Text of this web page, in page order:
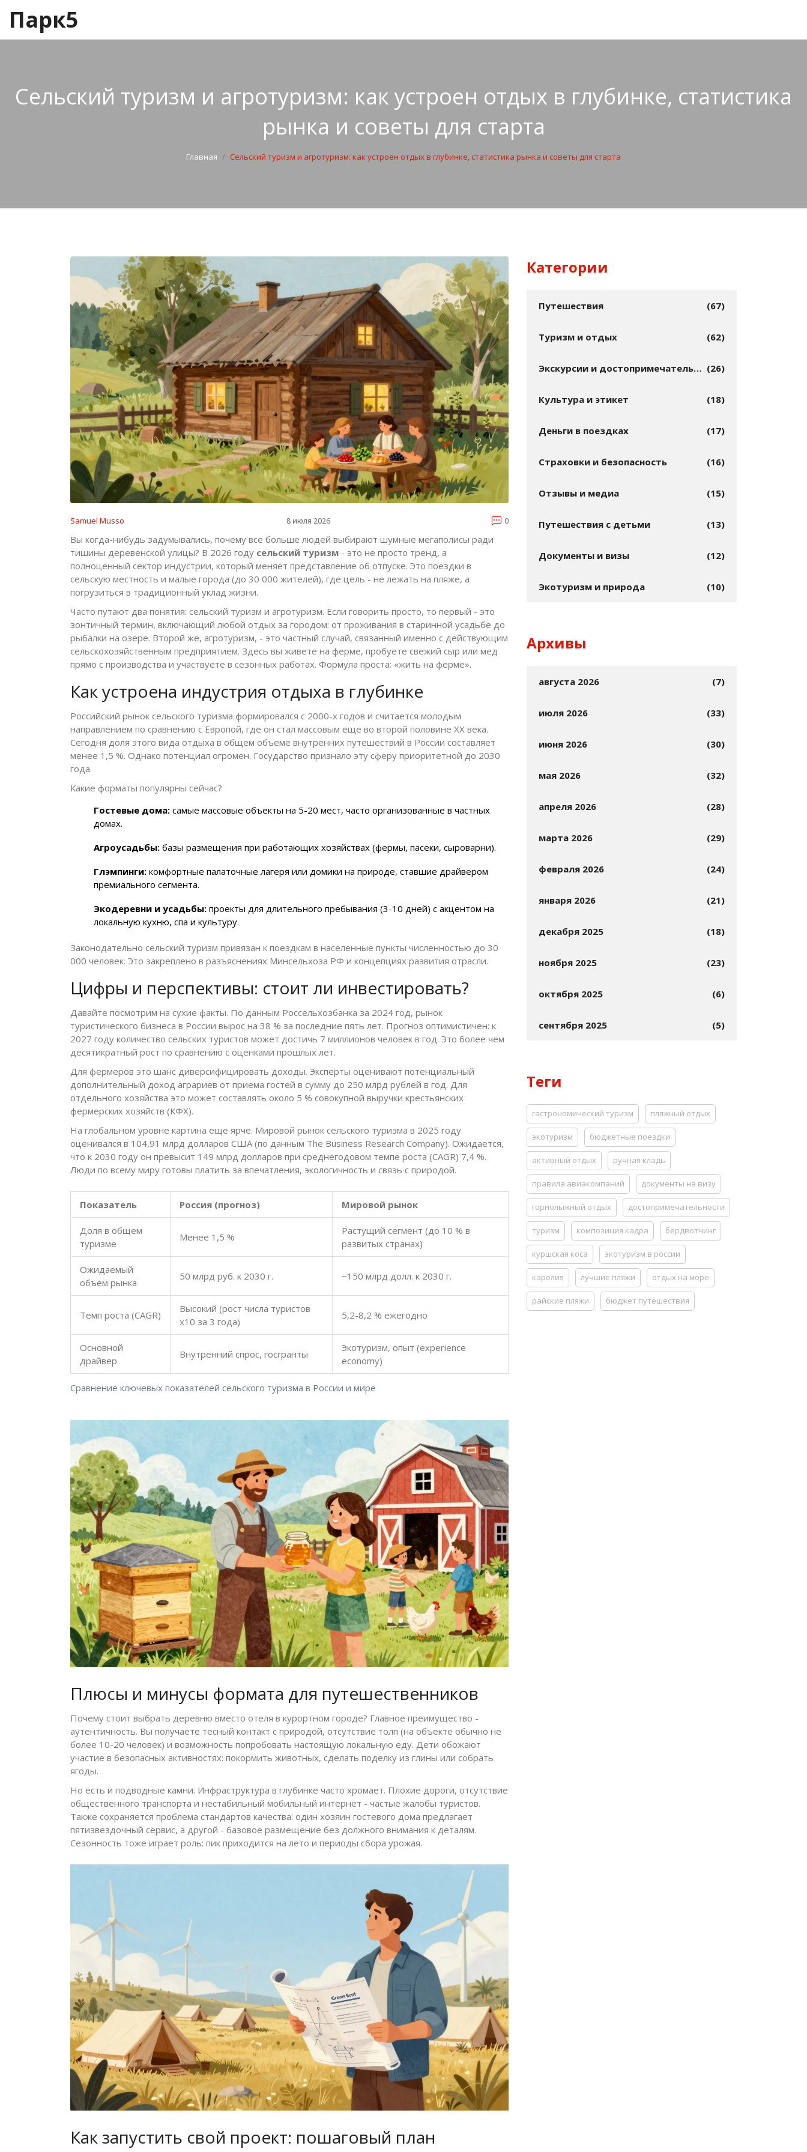
Парк5
Сельский туризм и агротуризм: как устроен отдых в глубинке, статистика
рынка и советы для старта
Главная Сельский туризм и агротуризм: как устроен отдых в глубинке, статистика рынка и советы для старта
Samuel Musso 8 июля 2026 0
Вы когда-нибудь задумывались, почему все больше людей выбирают шумные мегаполисы ради
тишины деревенской улицы? В 2026 году сельский туризм - это не просто тренд, а
полноценный сектор индустрии, который меняет представление об отпуске. Это поездки в
сельскую местность и малые города (до 30 000 жителей), где цель - не лежать на пляже, а
погрузиться в традиционный уклад жизни.
Часто путают два понятия: сельский туризм и агротуризм. Если говорить просто, то первый - это
зонтичный термин, включающий любой отдых за городом: от проживания в старинной усадьбе до
рыбалки на озере. Второй же, агротуризм, - это частный случай, связанный именно с действующим
сельскохозяйственным предприятием. Здесь вы живете на ферме, пробуете свежий сыр или мед
прямо с производства и участвуете в сезонных работах. Формула проста: «жить на ферме».
Как устроена индустрия отдыха в глубинке
Российский рынок сельского туризма формировался с 2000-х годов и считается молодым
направлением по сравнению с Европой, где он стал массовым еще во второй половине XX века.
Сегодня доля этого вида отдыха в общем объеме внутренних путешествий в России составляет
менее 1,5 %. Однако потенциал огромен. Государство признало эту сферу приоритетной до 2030
года.
Какие форматы популярны сейчас?
Гостевые дома: самые массовые объекты на 5-20 мест, часто организованные в частных
домах.
Агроусадьбы: базы размещения при работающих хозяйствах (фермы, пасеки, сыроварни).
Глэмпинги: комфортные палаточные лагеря или домики на природе, ставшие драйвером
премиального сегмента.
Экодеревни и усадьбы: проекты для длительного пребывания (3-10 дней) с акцентом на
локальную кухню, спа и культуру.
Законодательно сельский туризм привязан к поездкам в населенные пункты численностью до 30
000 человек. Это закреплено в разъяснениях Минсельхоза РФ и концепциях развития отрасли.
Цифры и перспективы: стоит ли инвестировать?
Давайте посмотрим на сухие факты. По данным Россельхозбанка за 2024 год, рынок
туристического бизнеса в России вырос на 38 % за последние пять лет. Прогноз оптимистичен: к
2027 году количество сельских туристов может достичь 7 миллионов человек в год. Это более чем
десятикратный рост по сравнению с оценками прошлых лет.
Для фермеров это шанс диверсифицировать доходы. Эксперты оценивают потенциальный
дополнительный доход аграриев от приема гостей в сумму до 250 млрд рублей в год. Для
отдельного хозяйства это может составлять около 5 % совокупной выручки крестьянских
фермерских хозяйств (КФХ).
На глобальном уровне картина еще ярче. Мировой рынок сельского туризма в 2025 году
оценивался в 104,91 млрд долларов США (по данным The Business Research Company). Ожидается,
что к 2030 году он превысит 149 млрд долларов при среднегодовом темпе роста (CAGR) 7,4 %.
Люди по всему миру готовы платить за впечатления, экологичность и связь с природой.
Сравнение ключевых показателей сельского туризма в России и мире
Показатель Россия (прогноз) Мировой рынок
Доля в общем
туризме
Менее 1,5 %
Растущий сегмент (до 10 % в
развитых странах)
Ожидаемый
объем рынка
50 млрд руб. к 2030 г. ~150 млрд долл. к 2030 г.
Темп роста (CAGR)
Высокий (рост числа туристов
x10 за 3 года)
5,2-8,2 % ежегодно
Основной
драйвер
Внутренний спрос, госгранты
Экотуризм, опыт (experience
economy)
Плюсы и минусы формата для путешественников
Почему стоит выбрать деревню вместо отеля в курортном городе? Главное преимущество -
аутентичность. Вы получаете тесный контакт с природой, отсутствие толп (на объекте обычно не
более 10-20 человек) и возможность попробовать настоящую локальную еду. Дети обожают
участие в безопасных активностях: покормить животных, сделать поделку из глины или собрать
ягоды.
Но есть и подводные камни. Инфраструктура в глубинке часто хромает. Плохие дороги, отсутствие
общественного транспорта и нестабильный мобильный интернет - частые жалобы туристов.
Также сохраняется проблема стандартов качества: один хозяин гостевого дома предлагает
пятизвездочный сервис, а другой - базовое размещение без должного внимания к деталям.
Сезонность тоже играет роль: пик приходится на лето и периоды сбора урожая.
Как запустить свой проект: пошаговый план
Категории
Путешествия (67)
Туризм и отдых (62)
Экскурсии и достопримечательности (26)
Культура и этикет (18)
Деньги в поездках (17)
Страховки и безопасность (16)
Отзывы и медиа (15)
Путешествия с детьми (13)
Документы и визы (12)
Экотуризм и природа (10)
Архивы
августа 2026 (7)
июля 2026 (33)
июня 2026 (30)
мая 2026 (32)
апреля 2026 (28)
марта 2026 (29)
февраля 2026 (24)
января 2026 (21)
декабря 2025 (18)
ноября 2025 (23)
октября 2025 (6)
сентября 2025 (5)
Теги
гастрономический туризм пляжный отдых
экотуризм бюджетные поездки
активный отдых ручная кладь
правила авиакомпаний документы на визу
горнолыжный отдых достопримечательности
туризм композиция кадра бёрдвотчинг
куршская коса экотуризм в россии
карелия лучшие пляжи отдых на море
райские пляжи бюджет путешествия